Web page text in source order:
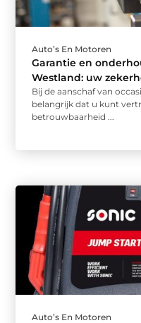
Auto’s En Motoren
Garantie en
Westland: uw
Bij de aanschaf van
belangrijk dat u kunt
betrouwbaarheid ...
Auto’s En Motoren